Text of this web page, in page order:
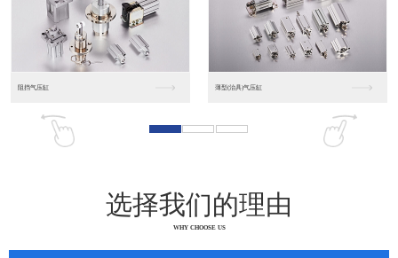
松下人机界面DP10... 数字光钎传感器FX-...
选择我们的理由
WHY CHOOSE US